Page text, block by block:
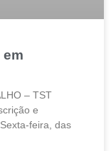
– TST
e
feira, das